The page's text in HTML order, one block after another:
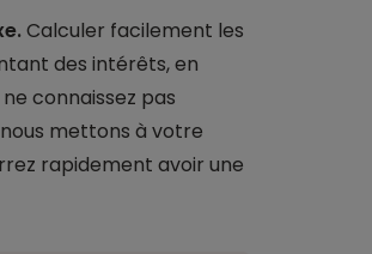
Calculer facilement les
des intérêts, en
connaissez pas
mettons à votre
rapidement avoir une